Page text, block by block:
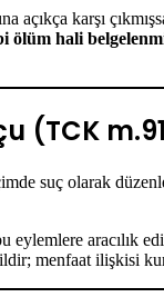
açıkça karşı
hali
(TCK
suç olarak
eylemlere
menfaat ilişkisi